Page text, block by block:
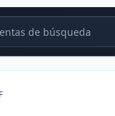
de búsqueda